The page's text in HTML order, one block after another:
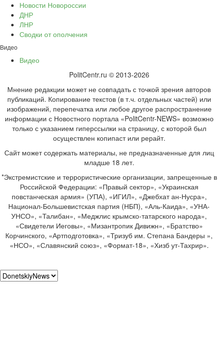
Новости Новороссии
ДНР
ЛНР
Сводки от ополчения
Видео
Видео
PolitCentr.ru © 2013-2026
Мнение редакции может не совпадать с точкой зрения авторов
публикаций. Копирование текстов (в т.ч. отдельных частей) или
изображений, перепечатка или любое другое распространение
информации с Новостного портала «PolitCentr-NEWS» возможно
только с указанием гиперссылки на страницу, с которой был
осуществлен копипаст или рерайт.
Сайт может содержать материалы, не предназначенные для лиц
младше 18 лет.
*Экстремистские и террористические организации, запрещенные в
Российской Федерации: «Правый сектор», «Украинская
повстанческая армия» (УПА), «ИГИЛ», «Джебхат ан-Нусра»,
Национал-Большевистская партия (НБП), «Аль-Каида», «УНА-
УНСО», «Талибан», «Меджлис крымско-татарского народа»,
«Свидетели Иеговы», «Мизантропик Дивижн», «Братство»
Корчинского, «Артподготовка», «Тризуб им. Степана Бандеры »,
«НСО», «Славянский союз», «Формат-18», «Хизб ут-Тахрир».